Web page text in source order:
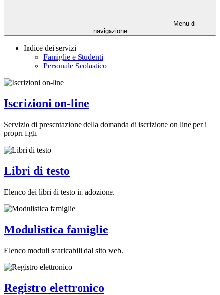
Menu di
navigazione
Indice dei servizi
Famiglie e Studenti
Personale Scolastico
Iscrizioni on-line
Servizio di presentazione della domanda di iscrizione on line per i
propri figli
Libri di testo
Elenco dei libri di testo in adozione.
Modulistica famiglie
Elenco moduli scaricabili dal sito web.
Registro elettronico